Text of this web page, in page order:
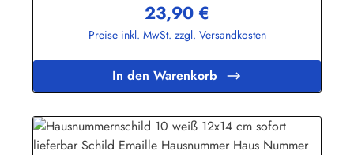
stand! Wetterfest und UV-beständigNicht das Passende
gefunden? Hier geht's zu den Hausnummern nach Wunsch
Herstellerinformationen:Buddel-Bini Inh. Eda Binikowski
Regulärer Preis:
23,90 €
Preise inkl. MwSt. zzgl. Versandkosten
In den Warenkorb